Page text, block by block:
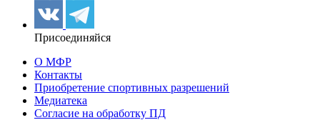
Присоединяйся
О МФР
Контакты
Приобретение спортивных разрешений
Медиатека
Согласие на обработку ПД